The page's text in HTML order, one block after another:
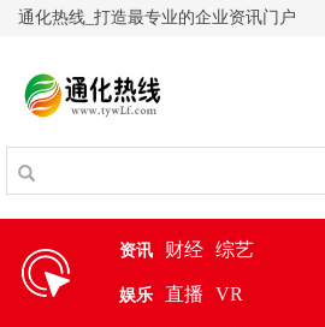
通化热线_打造最专业的企业资讯门户
资讯 财经 综艺
娱乐 直播 VR